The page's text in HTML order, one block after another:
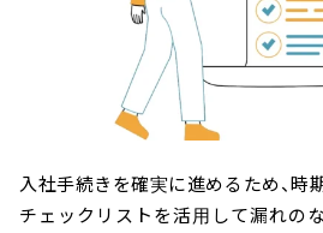
入社手続きを確実に進めるため、時
チェックリストを活用して漏れの